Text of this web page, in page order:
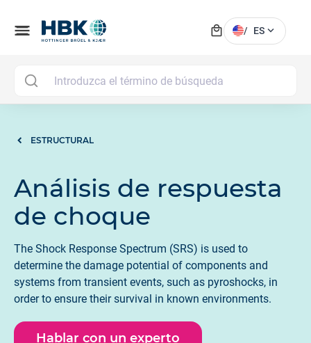
menu local_mall / ES expand_more
ESTRUCTURAL
Análisis de respuesta
de choque
The Shock Response Spectrum (SRS) is used to
determine the damage potential of components and
systems from transient events, such as pyroshocks, in
order to ensure their survival in known environments.
Hablar con un experto